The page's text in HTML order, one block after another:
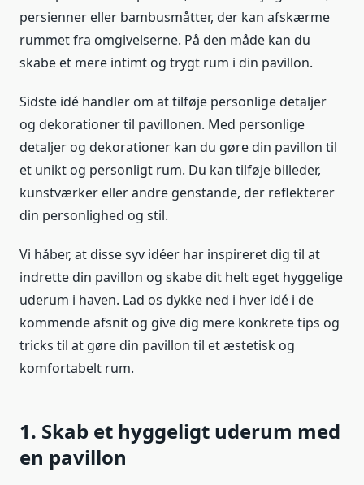
persienner eller bambusmåtter, der kan afskærme
rummet fra omgivelserne. På den måde kan du
skabe et mere intimt og trygt rum i din pavillon.
Sidste idé handler om at tilføje personlige detaljer
og dekorationer til pavillonen. Med personlige
detaljer og dekorationer kan du gøre din pavillon til
et unikt og personligt rum. Du kan tilføje billeder,
kunstværker eller andre genstande, der reflekterer
din personlighed og stil.
Vi håber, at disse syv idéer har inspireret dig til at
indrette din pavillon og skabe dit helt eget hyggelige
uderum i haven. Lad os dykke ned i hver idé i de
kommende afsnit og give dig mere konkrete tips og
tricks til at gøre din pavillon til et æstetisk og
komfortabelt rum.
1. Skab et hyggeligt uderum med
en pavillon